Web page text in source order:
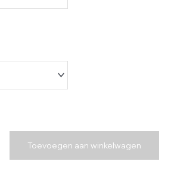
Toevoegen aan winkelwagen